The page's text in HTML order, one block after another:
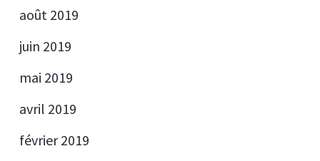
août 2019
juin 2019
mai 2019
avril 2019
février 2019